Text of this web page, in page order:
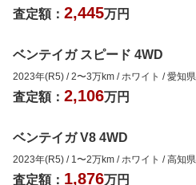
査定額： 2,445万円
ベンテイガ スピード 4WD
2023年(R5) /2〜3万km / ホワイト /愛知県
査定額： 2,106万円
ベンテイガ V8 4WD
2023年(R5) / 1 〜2万km / ホワイト /高知県
査定額： 1,876万円